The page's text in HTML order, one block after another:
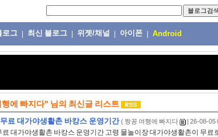
로그 최신 블로그 위젯/채널 아이폰 Android
에 빠지다" 님의 최신글 리스트
료 대가야생활촌 바캉스 운영기간 ( 짱꽁 여행에 빠지다 | 26-08-05
료 대가야생활촌 바캉스 운영기간 고령 물놀이장 대가야생활촌이 무료